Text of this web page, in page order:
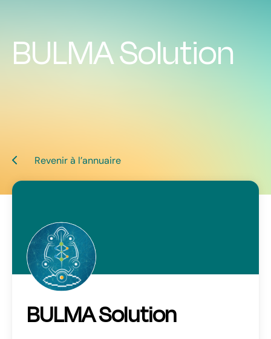
BULMA Solution
Revenir à l’annuaire
BULMA Solution